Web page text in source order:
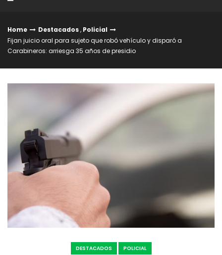
Home Destacados, Policial
Fijan juicio oral para sujeto que robó vehículo y disparó a
Carabineros: arriesga 35 años de presidio
DESTACADOS POLICIAL